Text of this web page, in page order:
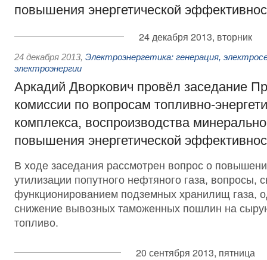
повышения энергетической
24 декабря 2013, вторник
24 декабря 2013, Электроэнергетика: генерация,
электроэнергии
Аркадий Дворкович провёл заседание
комиссии по вопросам топливно-
комплекса, воспроизводства
повышения энергетической
В ходе заседания рассмотрен вопрос о
утилизации попутного нефтяного газа, вопросы,
функционированием подземных хранилищ газа,
снижение вывозных таможенных пошлин на
топливо.
20 сентября 2013, пятница